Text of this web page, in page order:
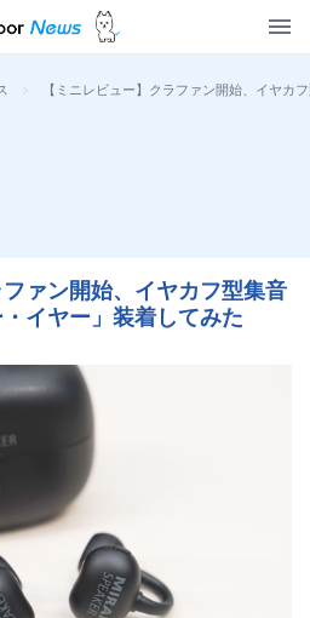
> 【ミニレビュー】クラファン開始、イヤカ
ファン開始、イヤカフ型集音
イヤー」装着してみた